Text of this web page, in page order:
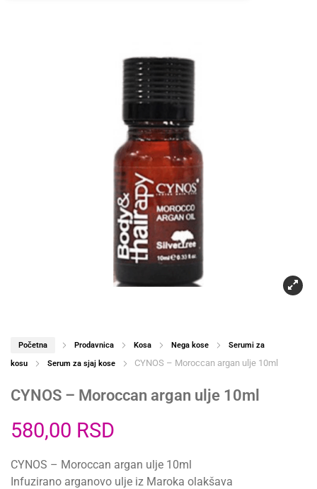
Početna Prodavnica Kosa Nega kose
Serumi za
kosu
Serum za sjaj kose CYNOS – Moroccan argan ulje 10ml
CYNOS – Moroccan argan ulje 10ml
580,00 RSD
CYNOS – Moroccan argan ulje 10ml
Infuzirano arganovo ulje iz Maroka olakšava